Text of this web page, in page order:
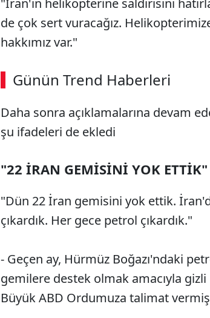
de çok sert vuracağız.
hakkımız var."
Günün Trend Haberleri
Daha sonra açıklamalarına devam
şu ifadeleri de ekledi
"22 İRAN GEMİSİNİ YOK ETTİK"
"Dün 22 İran gemisini yok ettik.
çıkardık. Her gece petrol çıkardık."
- Geçen ay, Hürmüz Boğazı'ndaki
gemilere destek olmak amacıyla
Büyük ABD Ordumuza talimat